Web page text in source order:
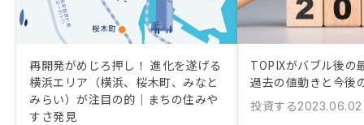
再開発がめじろ押し！ 進化を遂げる
横浜エリア（横浜、桜木町、みなと
みらい）が注目の的｜まちの住みや
すさ発見
TOPIXがバブル後の
過去の値動きと今後
投資する2023.06.02